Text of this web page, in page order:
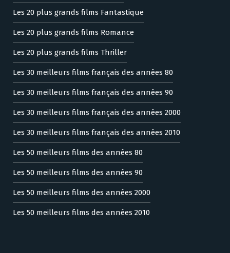
Les 20 plus grands films Fantastique
Les 20 plus grands films Romance
Les 20 plus grands films Thriller
Les 30 meilleurs films français des années 80
Les 30 meilleurs films français des années 90
Les 30 meilleurs films français des années 2000
Les 30 meilleurs films français des années 2010
Les 50 meilleurs films des années 80
Les 50 meilleurs films des années 90
Les 50 meilleurs films des années 2000
Les 50 meilleurs films des années 2010